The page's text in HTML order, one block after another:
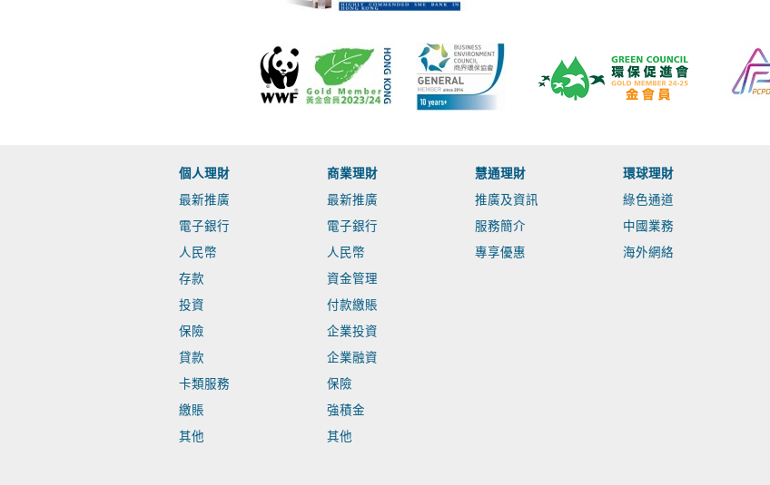
個人理財
最新推廣
電子銀行
人民幣
存款
投資
保險
貸款
卡類服務
繳賬
其他
商業理財
最新推廣
電子銀行
人民幣
資金管理
付款繳賬
企業投資
企業融資
保險
強積金
其他
慧通理財
推廣及資訊
服務簡介
專享優惠
環球理財
綠色通道
中國業務
海外網絡